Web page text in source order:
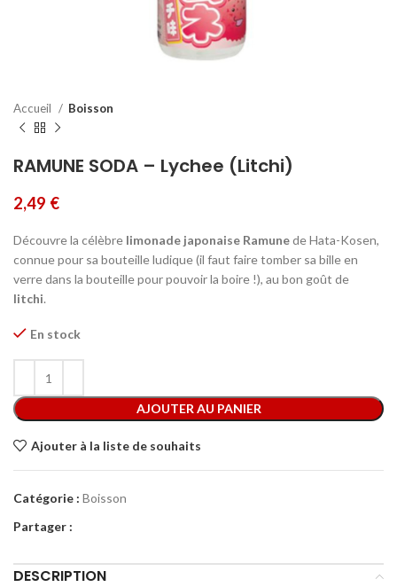
Accueil Boisson
RAMUNE SODA – Lychee (Litchi)
2,49 €
Découvre la célèbre limonade japonaise Ramunede Hata-Kosen,
connue pour sa bouteille ludique (il faut faire tomber sa bille en
verre dans la bouteille pour pouvoir la boire !), au bon goût de
litchi.
En stock
AJOUTER AU PANIER
Ajouter à la liste de souhaits
Catégorie : Boisson
Partager :
DESCRIPTION